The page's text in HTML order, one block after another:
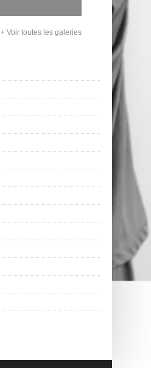
+ Voir toutes les galeries